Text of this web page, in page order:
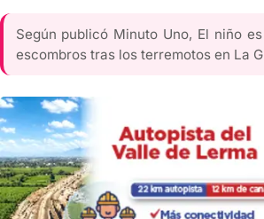
Según publicó Minuto Uno, El niño
escombros tras los terremotos en La